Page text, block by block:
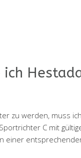
ich
zu werden, muss
C mit
einer